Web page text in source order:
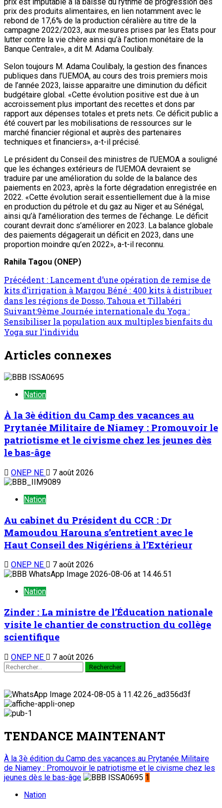
prix des produits alimentaires, en lien notamment avec le
rebond de 17,6% de la production céralière au titre de la
campagne 2022/2023, aux mesures prises par les Etats pour
lutter contre la vie chère ainsi qu’à l’action monétaire de la
Banque Centrale», a dit M. Adama Coulibaly.
Selon toujours M. Adama Coulibaly, la gestion des finances
publiques dans l’UEMOA, au cours des trois premiers mois
de l’année 2023, laisse apparaitre une diminution du déficit
budgétaire global. «Cette évolution positive est due à un
accroissement plus important des recettes et dons par
rapport aux dépenses totales et prets nets. Ce déficit public a
été couvert par les mobilisations de ressources sur le
marché financier régional et auprès des partenaires
techniques et financiers», a-t-il précisé.
Le président du Conseil des ministres de l’UEMOA a souligné
que les échanges extérieurs de l’UEMOA devraient se
traduire par une amélioration du solde de la balance des
paiements en 2023, après la forte dégradation enregistrée en
2022. «Cette évolution serait essentiellement due à la mise
en production du pétrole et du gaz au Niger et au Sénégal,
ainsi qu’à l’amélioration des termes de l’échange. Le déficit
courant devrait donc s’améliorer en 2023. La balance globale
des paiements dégagerait un déficit en 2023, dans une
proportion moindre qu’en 2022», a-t-il reconnu.
Rahila Tagou (ONEP)
Précédent : Lancement d’une opération de remise de
kits d’irrigation à Margou Béné : 400 kits à distribuer
dans les régions de Dosso, Tahoua et Tillabéri
Suivant:9ème Journée internationale du Yoga :
Sensibiliser la population aux multiples bienfaits du
Yoga sur l’individu
Articles connexes
Nation
À la 3è édition du Camp des vacances au
Prytanée Militaire de Niamey : Promouvoir le
patriotisme et le civisme chez les jeunes dès
le bas-âge
ONEP NE 7 août 2026
Nation
Au cabinet du Président du CCR : Dr
Mamoudou Harouna s’entretient avec le
Haut Conseil des Nigériens à l’Extérieur
ONEP NE 7 août 2026
Nation
Zinder : La ministre de l’Éducation nationale
visite le chantier de construction du collège
scientifique
ONEP NE 7 août 2026
TENDANCE MAINTENANT
À la 3è édition du Camp des vacances au Prytanée Militaire
de Niamey : Promouvoir le patriotisme et le civisme chez les
jeunes dès le bas-âge
1
Nation